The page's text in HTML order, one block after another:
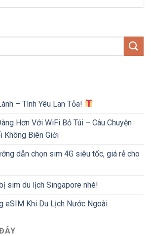
– Tình Yêu Lan Tỏa!
Hơn Với WiFi Bỏ Túi – Câu Chuyện
Không Biên Giới
dẫn chọn sim 4G siêu tốc, giá rẻ cho
sim du lịch Singapore nhé!
eSIM Khi Du Lịch Nước Ngoài